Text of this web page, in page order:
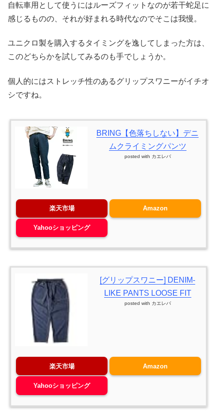
自転車用として使うにはルーズフィットなのが若干蛇足に
感じるものの、それが好まれる時代なのでそこは我慢。
ユニクロ製を購入するタイミングを逸してしまった方は、
このどちらかを試してみるのも手でしょうか。
個人的にはストレッチ性のあるグリップスワニーがイチオ
シですね。
BRING【色落ちしない】デニ
ムクライミングパンツ
posted with カエレバ
楽天市場 Amazon
Yahooショッピング
[グリップスワニー] DENIM-
LIKE PANTS LOOSE FIT
posted with カエレバ
楽天市場 Amazon
Yahooショッピング